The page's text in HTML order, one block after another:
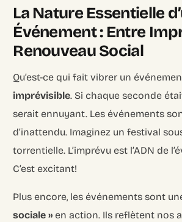
La Nature Essentielle
Événement : Entre
Renouveau Social
Qu’est-ce qui fait vibrer un
imprévisible. Si chaque seconde
serait ennuyant. Les événements
d’inattendu. Imaginez un festival
torrentielle. L’imprévu est l’ADN de
C’est excitant!
Plus encore, les événements sont
sociale » en action. Ils reflètent nos